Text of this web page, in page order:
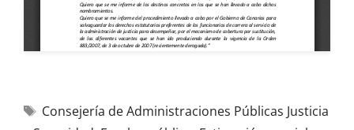
Consejería de Administraciones Públicas Justicia